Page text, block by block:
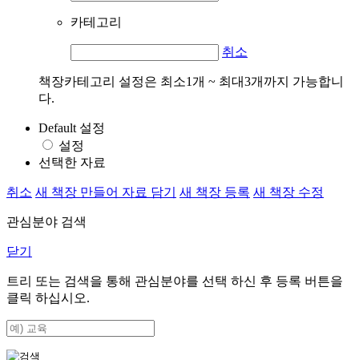
카테고리
취소
책장카테고리 설정은 최소1개 ~ 최대3개까지 가능합니
다.
Default 설정
설정
선택한 자료
취소 새 책장 만들어 자료 담기 새 책장 등록 새 책장 수정
관심분야 검색
닫기
트리 또는 검색을 통해 관심분야를 선택 하신 후 등록 버튼을
클릭 하십시오.